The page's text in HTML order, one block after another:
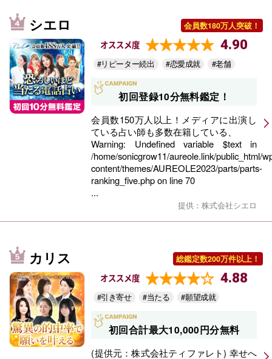
シエロ 会員数180万人突破！
オススメ度 4.90
#リピーター続出 #恋愛成就 #老舗
初回登録10分無料鑑定！
会員数150万人以上！メディアに出演し
ている占い師も多数在籍している、
Warning: Undefined variable $text in
/home/sonicgrow11/aureole.link/public_html/
content/themes/AUREOLE2023/parts/parts-
ranking_five.phpon line70
...
提供：株式会社シエロ
カリス 総鑑定数200万件以上！
オススメ度 4.88
#引き寄せ #当たる #願望成就
初回合計最大10,000円分無料
(提供元：株式会社ティファレト) 幸せへ